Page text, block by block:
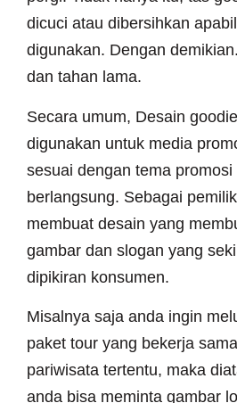
dicuci atau dibersihkan
digunakan. Dengan
dan tahan lama.
Secara umum, Desain
digunakan untuk media
sesuai dengan tema promosi
berlangsung. Sebagai
membuat desain yang
gambar dan slogan yang
dipikiran konsumen.
Misalnya saja anda ingin
paket tour yang bekerja
pariwisata tertentu, maka
anda bisa meminta gambar